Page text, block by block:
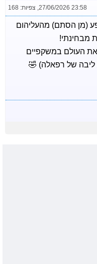
27/06/2026 23:58
, צפיות: 168
(מן הסתם) מהעליהום
מבחינתי!
את העולם במשקפיים
ליבה של רפאלה) 🤣